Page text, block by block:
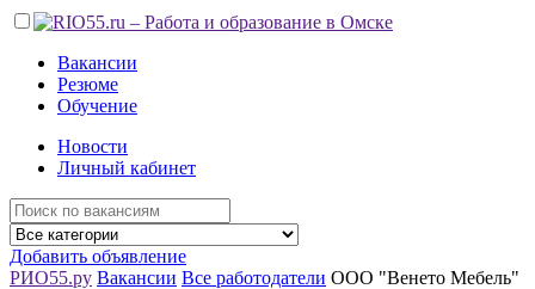
Вакансии
Резюме
Обучение
Новости
Личный кабинет
Добавить объявление
РИО55.ру Вакансии Все работодатели ООО "Венето Мебель"